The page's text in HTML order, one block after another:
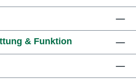
& Funktion